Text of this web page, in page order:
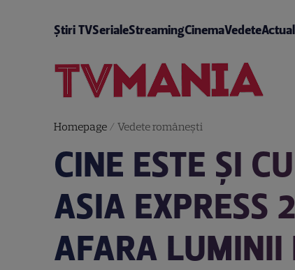
Știri TVSerialeStreamingCinemaVedete
Homepage/ Vedete româneşti
CINE ESTE ȘI
ASIA EXPRESS
AFARA LUMINII